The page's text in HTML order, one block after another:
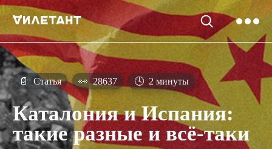
📄 Статья 👀 28637 🕓 2 минуты
Каталония и Испания:
такие разные и всё-таки